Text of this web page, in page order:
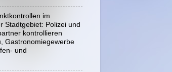
im
Stadtgebiet: Polizei und
kontrollieren
Gastronomiegewerbe
und